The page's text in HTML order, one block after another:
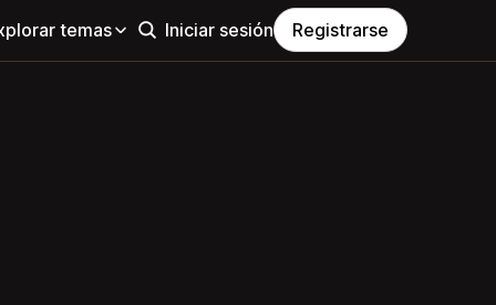
temas Iniciar sesión Registrarse